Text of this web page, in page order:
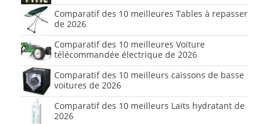
Comparatif des 10 meilleures Tables à repasser
de 2026
Comparatif des 10 meilleures Voiture
télécommandée électrique de 2026
Comparatif des 10 meilleurs caissons de basse
voitures de 2026
Comparatif des 10 meilleurs Laits hydratant de
2026